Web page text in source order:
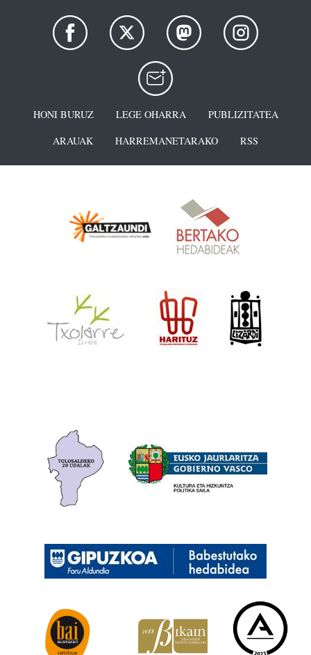
HONI BURUZ LEGE OHARRA
PUBLIZITATEA
ARAUAK
HARREMANETARAKO RSS